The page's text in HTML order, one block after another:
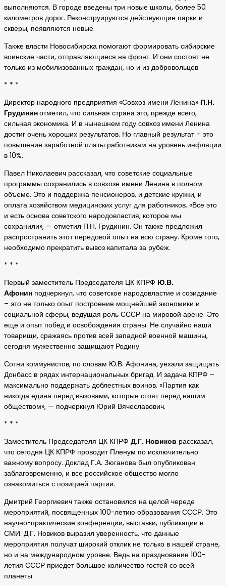
выполняются. В городе введены три новые школы, более 50
километров дорог. Реконструируются действующие парки и
скверы, появляются новые.
Также власти Новосибирска помогают формировать сибирские
воинские части, отправляющиеся на фронт. И они состоят не
только из мобилизованных граждан, но и из добровольцев.
* * *
Директор народного предприятия «Совхоз имени Ленина» П.Н.
Грудининотметил, что сильная страна это, прежде всего,
сильная экономика. И в нынешнем году совхоз имени Ленина
достиг очень хороших результатов. Но главный результат – это
повышение заработной платы работникам на уровень инфляции
в 10%.
Павел Николаевич рассказал, что советские социальные
программы сохранились в совхозе имени Ленина в полном
объеме. Это и поддержка пенсионеров, и детские кружки, и
оплата хозяйством медицинских услуг для работников. «Все это
и есть основа советского народовластия, которое мы
сохранили», — отметил П.Н. Грудинин. Он также предложил
распространить этот передовой опыт на всю страну. Кроме того,
необходимо прекратить вывоз капитала за рубеж.
* * *
Первый заместитель Председателя ЦК КПРФ Ю.В.
Афонин подчеркнул, что советское народовластие и созидание
– это не только опыт построение мощнейшей экономики и
социальной сферы, ведущая роль СССР на мировой арене. Это
еще и опыт побед и освобождения страны. Не случайно наши
товарищи, сражаясь против всей западной военной машины,
сегодня мужественно защищают Родину.
Сотни коммунистов, по словам Ю.В. Афонина, уехали защищать
Донбасс в рядах интернациональных бригад. И задача КПРФ –
максимально поддержать доблестных воинов. «Партия как
никогда едина перед вызовами, которые стоят перед нашим
обществом», — подчеркнул Юрий Вячеславович.
* * *
Заместитель Председателя ЦК КПРФ Д.Г. Новиков рассказал,
что сегодня ЦК КПРФ проводит Пленум по исключительно
важному вопросу. Доклад Г.А. Зюганова был опубликован
заблаговременно, и все российское общество могло
ознакомиться с позицией партии.
Дмитрий Георгиевич также остановился на целой череде
мероприятий, посвященных 100-летию образования СССР. Это
научно-практические конференции, выставки, публикации в
СМИ. Д.Г. Новиков выразил уверенность, что данные
мероприятия получат широкий отклик не только в нашей стране,
но и на международном уровне. Ведь на празднование 100-
летия СССР приедет большое количество гостей со всей
планеты.